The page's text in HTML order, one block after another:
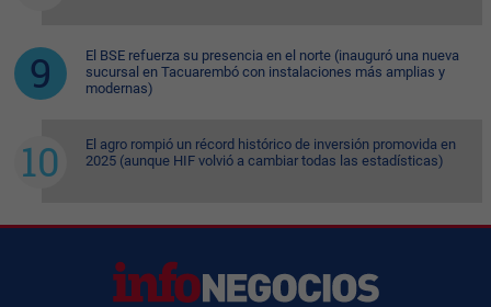
El BSE refuerza su presencia en el norte (inauguró una nueva
sucursal en Tacuarembó con instalaciones más amplias y
modernas)
El agro rompió un récord histórico de inversión promovida en
2025 (aunque HIF volvió a cambiar todas las estadísticas)